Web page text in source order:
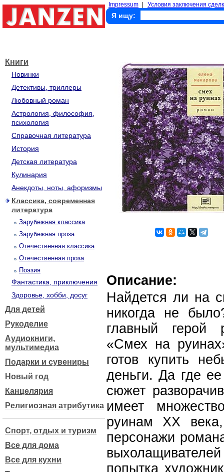
Impressum Условия заключения
Я ищу:
Книги
Новинки
Детективы, триллеры
Любовный роман
Астрология, философия,
психология
Справочная литература
История
Детская литература
Кулинария
Анекдоты, ноты, афоризмы
Классика, современная
литература
Зарубежная классика
Зарубежная проза
Отечественная классика
Отечественная проза
Поэзия
Фантастика, приключения
Здоровье, хобби, досуг
Для детей
Рукоделие
Аудиокниги,
мультимедиа
Подарки и сувениры
Новый год
Канцелярия
Религиозная атрибутика
Спорт, отдых и туризм
Все для дома
Все для кухни
Описание:
Найдется ли на
никогда не
главный герой
«Смех на
готов купить
деньги. Да где
сюжет
имеет
руинам XX
персонажи
попытка